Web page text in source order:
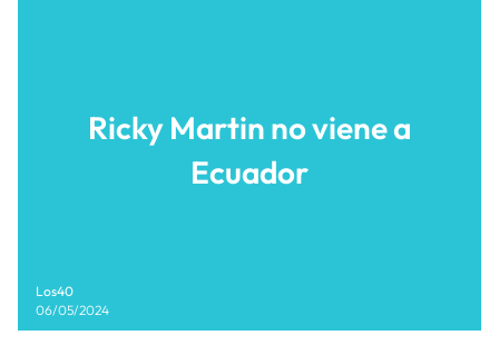
Ricky Martin no viene a
Ecuador
Los40
06/05/2024